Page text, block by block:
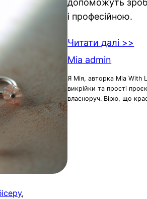
допоможуть
і професійною.
Читати далі >>
Mia admin
Я Мія, авторка Mia With
викрійки та прості
власноруч. Вірю, що